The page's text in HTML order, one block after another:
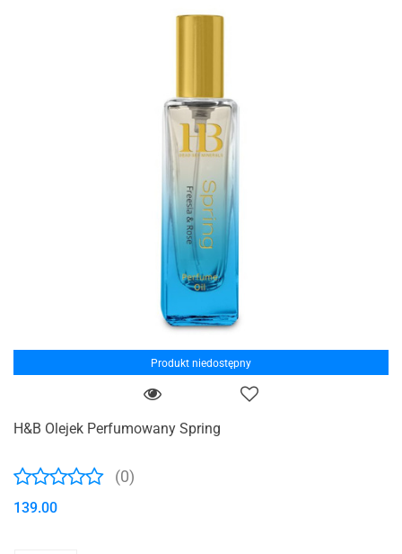
Produkt niedostępny
H&B Olejek Perfumowany Spring
(0)
139.00